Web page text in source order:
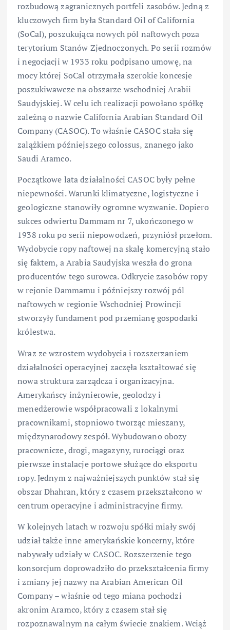
rozbudową zagranicznych portfeli zasobów. Jedną z
kluczowych firm była Standard Oil of California
(SoCal), poszukująca nowych pól naftowych poza
terytorium Stanów Zjednoczonych. Po serii rozmów
i negocjacji w 1933 roku podpisano umowę, na
mocy której SoCal otrzymała szerokie koncesje
poszukiwawcze na obszarze wschodniej Arabii
Saudyjskiej. W celu ich realizacji powołano spółkę
zależną o nazwie California Arabian Standard Oil
Company (CASOC). To właśnie CASOC stała się
zalążkiem późniejszego colossus, znanego jako
Saudi Aramco.
Początkowe lata działalności CASOC były pełne
niepewności. Warunki klimatyczne, logistyczne i
geologiczne stanowiły ogromne wyzwanie. Dopiero
sukces odwiertu Dammam nr 7, ukończonego w
1938 roku po serii niepowodzeń, przyniósł przełom.
Wydobycie ropy naftowej na skalę komercyjną stało
się faktem, a Arabia Saudyjska weszła do grona
producentów tego surowca. Odkrycie zasobów ropy
w rejonie Dammamu i późniejszy rozwój pól
naftowych w regionie Wschodniej Prowincji
stworzyły fundament pod przemianę gospodarki
królestwa.
Wraz ze wzrostem wydobycia i rozszerzaniem
działalności operacyjnej zaczęła kształtować się
nowa struktura zarządcza i organizacyjna.
Amerykańscy inżynierowie, geolodzy i
menedżerowie współpracowali z lokalnymi
pracownikami, stopniowo tworząc mieszany,
międzynarodowy zespół. Wybudowano obozy
pracownicze, drogi, magazyny, rurociągi oraz
pierwsze instalacje portowe służące do eksportu
ropy. Jednym z najważniejszych punktów stał się
obszar Dhahran, który z czasem przekształcono w
centrum operacyjne i administracyjne firmy.
W kolejnych latach w rozwoju spółki miały swój
udział także inne amerykańskie koncerny, które
nabywały udziały w CASOC. Rozszerzenie tego
konsorcjum doprowadziło do przekształcenia firmy
i zmiany jej nazwy na Arabian American Oil
Company – właśnie od tego miana pochodzi
akronim Aramco, który z czasem stał się
rozpoznawalnym na całym świecie znakiem. Wciąż